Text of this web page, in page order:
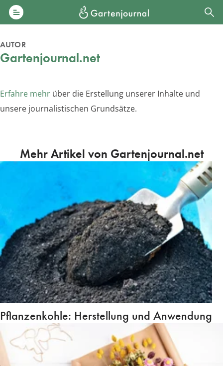
AUTOR
Gartenjournal.net
Erfahre mehr über die Erstellung unserer Inhalte und
unsere journalistischen Grundsätze.
Mehr Artikel von Gartenjournal.net
Pflanzenkohle: Herstellung und Anwendung